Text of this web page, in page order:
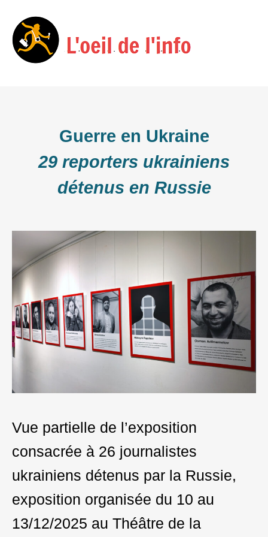
Skip
to
Guerre en Ukraine
29 reporters ukrainiens
détenus en Russie
Vue partielle de l’exposition
consacrée à 26 journalistes
ukrainiens détenus par la Russie,
exposition organisée du 10 au
13/12/2025 au Théâtre de la